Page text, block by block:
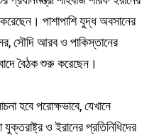
পাশাপাশি যুদ্ধ অবসানের
সৌদি আরব ও পাকিস্তানের
বৈঠক শুরু করেছেন।
হবে পরোক্ষভাবে, যেখানে
যুক্তরাষ্ট্র ও ইরানের প্রতিনিধিদের